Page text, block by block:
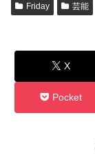
Friday 芸能
X
Pocket